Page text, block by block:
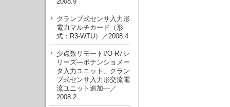
クランプ式センサ入力形
電力マルチカード（形
式：R3-WTU）／2008.4
少点数リモートI/O R7シ
リーズ—ポテンショメー
タ入力ユニット、クラン
プ式センサ入力形交流電
流ユニット追加—／
2008.2